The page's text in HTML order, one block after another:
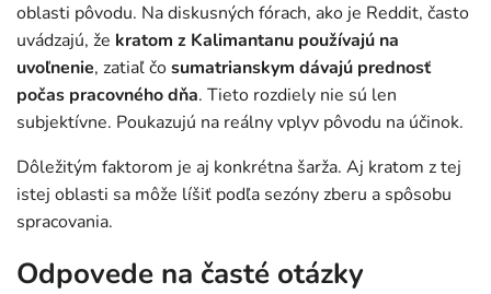
oblasti pôvodu. Na diskusných fórach, ako je Reddit, často
uvádzajú, že kratom z Kalimantanu používajú na
uvoľnenie, zatiaľ čosumatrianskym dávajú prednosť
počas pracovného dňa. Tieto rozdiely nie sú len
subjektívne. Poukazujú na reálny vplyv pôvodu na účinok.
Dôležitým faktorom je aj konkrétna šarža. Aj kratom z tej
istej oblasti sa môže líšiť podľa sezóny zberu a spôsobu
spracovania.
Odpovede na časté otázky